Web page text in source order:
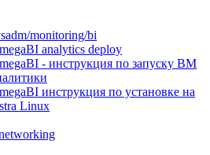
monitoring/bi
analytics deploy
- инструкция по запуску ВМ
инструкция по установке на
Linux